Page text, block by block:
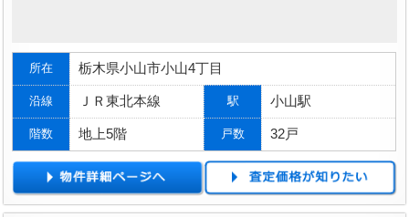
所在 栃木県小山市小山4丁目
沿線 ＪＲ東北本線 駅 小山駅
階数 地上5階 戸数 32戸